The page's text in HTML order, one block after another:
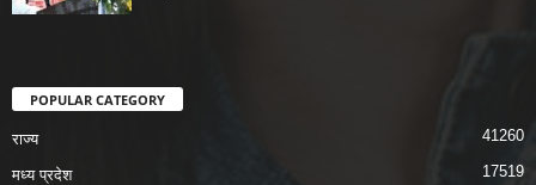
POPULAR CATEGORY
राज्य 41260
मध्य प्रदेश 17519